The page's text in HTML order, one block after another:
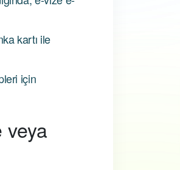
kartı ile
için
veya